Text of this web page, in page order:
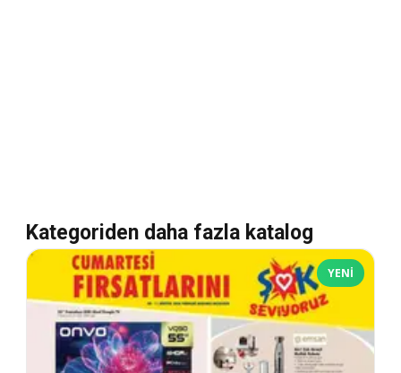
Kategoriden daha fazla katalog
YENI